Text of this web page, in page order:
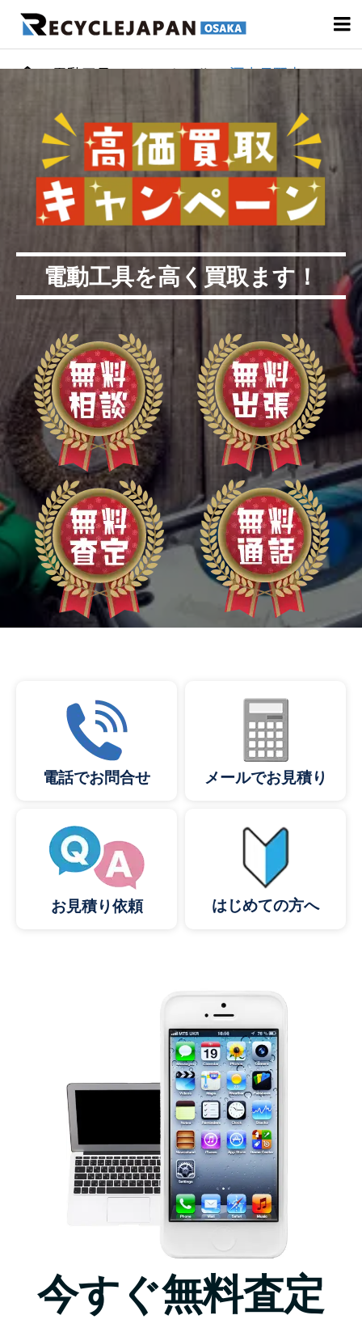

電動工具・エアーツール 河内長野市
電動工具を高く買取ます！
電話でお問合せ メールでお見積り
お見積り依頼 はじめての方へ
今すぐ無料査定